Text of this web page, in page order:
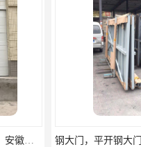
钢大门，平开钢大门，安徽钢大门定做，厂房钢大门